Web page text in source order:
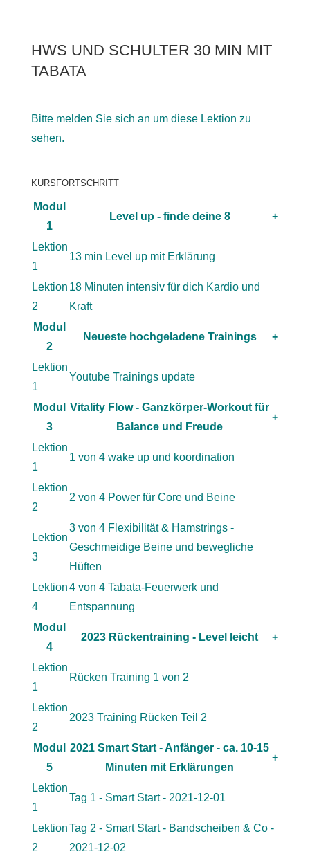
HWS UND SCHULTER 30 MIN MIT
TABATA
Bitte melden Sie sich an um diese Lektion zu
sehen.
KURSFORTSCHRITT
Modul
1
Level up - finde deine 8 +
Lektion
1
13 min Level up mit Erklärung
Lektion
2
18 Minuten intensiv für dich Kardio und
Kraft
Modul
2
Neueste hochgeladene Trainings +
Lektion
1
Youtube Trainings update
Modul
3
Vitality Flow - Ganzkörper-Workout für
Balance und Freude
+
Lektion
1
1 von 4 wake up und koordination
Lektion
2
2 von 4 Power für Core und Beine
Lektion
3
3 von 4 Flexibilität & Hamstrings -
Geschmeidige Beine und bewegliche
Hüften
Lektion
4
4 von 4 Tabata-Feuerwerk und
Entspannung
Modul
4
2023 Rückentraining - Level leicht +
Lektion
1
Rücken Training 1 von 2
Lektion
2
2023 Training Rücken Teil 2
Modul
5
2021 Smart Start - Anfänger - ca. 10-15
Minuten mit Erklärungen
+
Lektion
1
Tag 1 - Smart Start - 2021-12-01
Lektion
2
Tag 2 - Smart Start - Bandscheiben & Co -
2021-12-02